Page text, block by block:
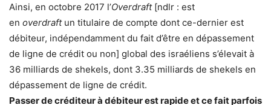
​Ainsi, en octobre 2017 l’Overdraft [ndlr : est
en overdraft un titulaire de compte dont ce-dernier est
débiteur, indépendamment du fait d’être en dépassement
de ligne de crédit ou non] global des israéliens s’élevait à
36 milliards de shekels, dont 3.35 milliards de shekels en
dépassement de ligne de crédit.
Passer de créditeur à débiteur est rapide et ce fait parfois